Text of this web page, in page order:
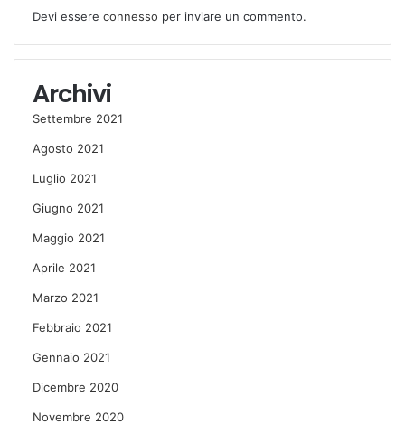
Devi essere connesso per inviare un commento.
Archivi
Settembre 2021
Agosto 2021
Luglio 2021
Giugno 2021
Maggio 2021
Aprile 2021
Marzo 2021
Febbraio 2021
Gennaio 2021
Dicembre 2020
Novembre 2020